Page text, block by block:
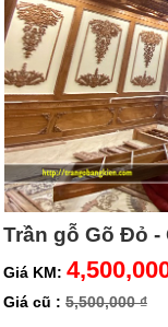
Trần gỗ Gõ Đỏ -
Giá KM:
Giá cũ : 5,500,000 ₫